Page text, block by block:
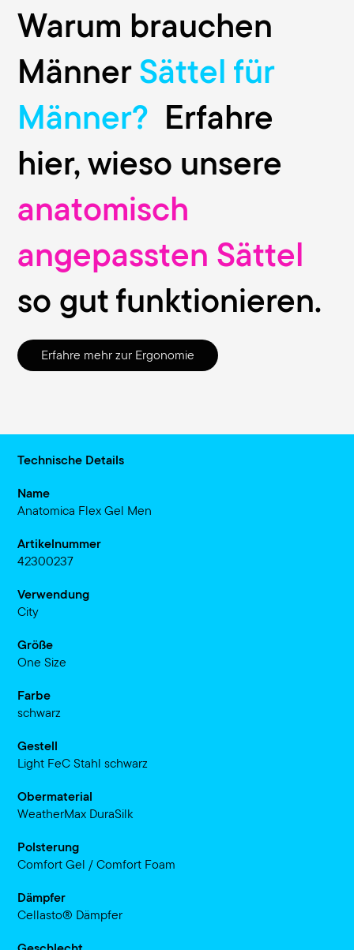
Warum brauchen
MännerSättel für
Männer? Erfahre
hier, wieso unsere
anatomisch
angepassten Sättel
so gut funktionieren.
Erfahre mehr zur Ergonomie
Technische Details
Name
Anatomica Flex Gel Men
Artikelnummer
42300237
Verwendung
City
Größe
One Size
Farbe
schwarz
Gestell
Light FeC Stahl schwarz
Obermaterial
WeatherMax DuraSilk
Polsterung
Comfort Gel / Comfort Foam
Dämpfer
Cellasto® Dämpfer